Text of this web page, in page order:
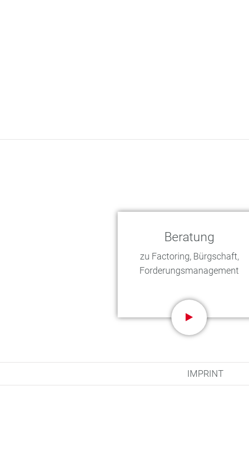
Beratung
zu Factoring, Bürgschaft,
Forderungsmanagement
IMPRINT